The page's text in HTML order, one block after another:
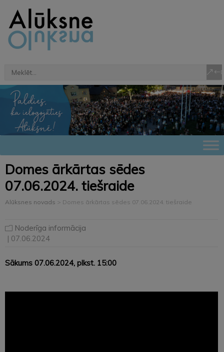
Domes ārkārtas sēdes
07.06.2024. tiešraide
Alūksnes novads > Domes ārkārtas sēdes 07.06.2024. tiešraide
Noderīga informācija
| 07.06.2024
Sākums 07.06.2024, plkst. 15:00